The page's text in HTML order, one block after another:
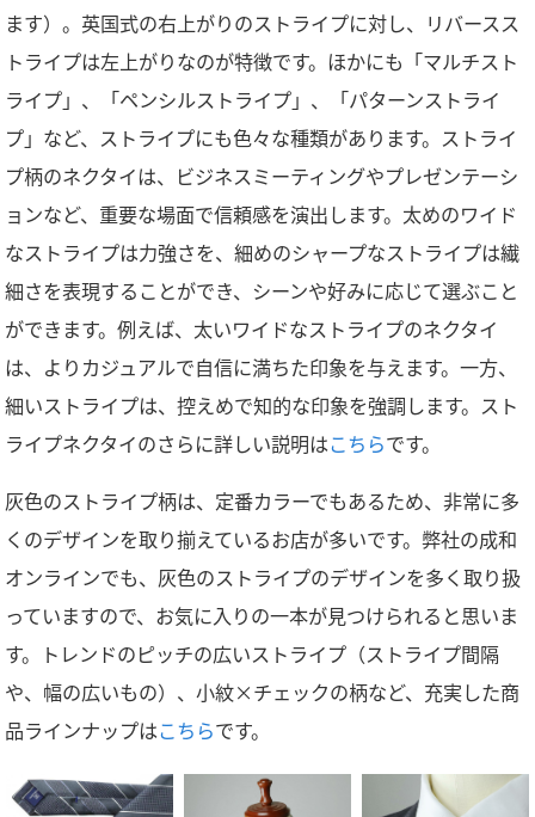
ます）。英国式の右上がりのストライプに対し、リバースス
トライプは左上がりなのが特徴です。ほかにも「マルチスト
ライプ」、「ペンシルストライプ」、「パターンストライ
プ」など、ストライプにも色々な種類があります。ストライ
プ柄のネクタイは、ビジネスミーティングやプレゼンテーシ
ョンなど、重要な場面で信頼感を演出します。太めのワイド
なストライプは力強さを、細めのシャープなストライプは繊
細さを表現することができ、シーンや好みに応じて選ぶこと
ができます。例えば、太いワイドなストライプのネクタイ
は、よりカジュアルで自信に満ちた印象を与えます。一方、
細いストライプは、控えめで知的な印象を強調します。スト
ライプネクタイのさらに詳しい説明はこちらです。
灰色のストライプ柄は、定番カラーでもあるため、非常に多
くのデザインを取り揃えているお店が多いです。弊社の成和
オンラインでも、灰色のストライプのデザインを多く取り扱
っていますので、お気に入りの一本が見つけられると思いま
す。トレンドのピッチの広いストライプ（ストライプ間隔
や、幅の広いもの）、小紋×チェックの柄など、充実した商
品ラインナップはこちらです。